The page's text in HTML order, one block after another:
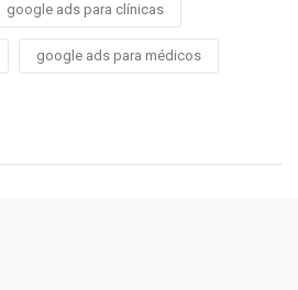
google ads para clínicas
google ads para médicos